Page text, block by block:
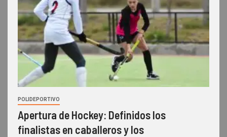
POLIDEPORTIVO
Apertura de Hockey: Definidos los
finalistas en caballeros y los